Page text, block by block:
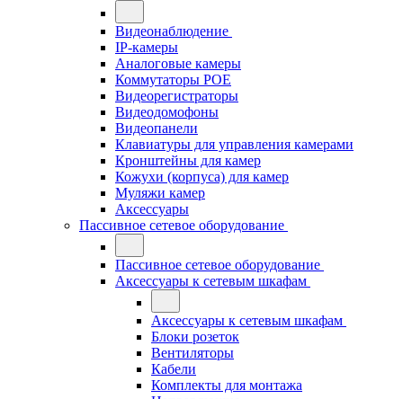
Видеонаблюдение
IP-камеры
Аналоговые камеры
Коммутаторы POE
Видеорегистраторы
Видеодомофоны
Видеопанели
Клавиатуры для управления камерами
Кронштейны для камер
Кожухи (корпуса) для камер
Муляжи камер
Аксессуары
Пассивное сетевое оборудование
Пассивное сетевое оборудование
Аксессуары к сетевым шкафам
Аксессуары к сетевым шкафам
Блоки розеток
Вентиляторы
Кабели
Комплекты для монтажа